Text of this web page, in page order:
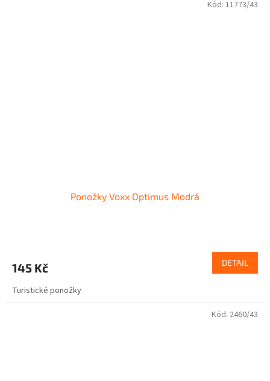
Ponožky Voxx Optimus Modrá
145 Kč DETAIL
Turistické ponožky
Kód: 11773/43
Kód: 2460/43